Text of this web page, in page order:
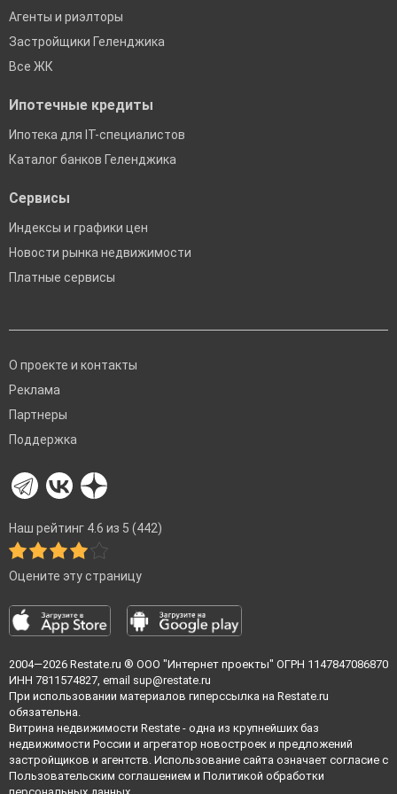
Агенты и риэлторы
Застройщики Геленджика
Все ЖК
Ипотечные кредиты
Ипотека для IT-специалистов
Каталог банков Геленджика
Сервисы
Индексы и графики цен
Новости рынка недвижимости
Платные сервисы
О проекте и контакты
Реклама
Партнеры
Поддержка
Наш рейтинг 4.6 из 5 (442)
Оцените эту страницу
2004—2026 Restate.ru ® ООО "Интернет проекты" ОГРН 1147847086870
ИНН 7811574827, email sup@restate.ru
При использовании материалов гиперссылка на Restate.ru
обязательна.
Витрина недвижимости Restate - одна из крупнейших баз
недвижимости России и агрегатор новостроек и предложений
застройщиков и агентств. Использование сайта означает согласие с
Пользовательским соглашением и Политикой обработки